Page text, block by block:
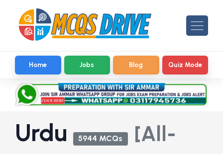
Home Jobs Blog Quiz Mode
Urdu 5944 MCQs
[All-